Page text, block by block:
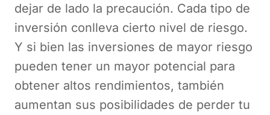
dejar de lado la precaución. Cada tipo de
inversión conlleva cierto nivel de riesgo.
Y si bien las inversiones de mayor riesgo
pueden tener un mayor potencial para
obtener altos rendimientos, también
aumentan sus posibilidades de perder tu